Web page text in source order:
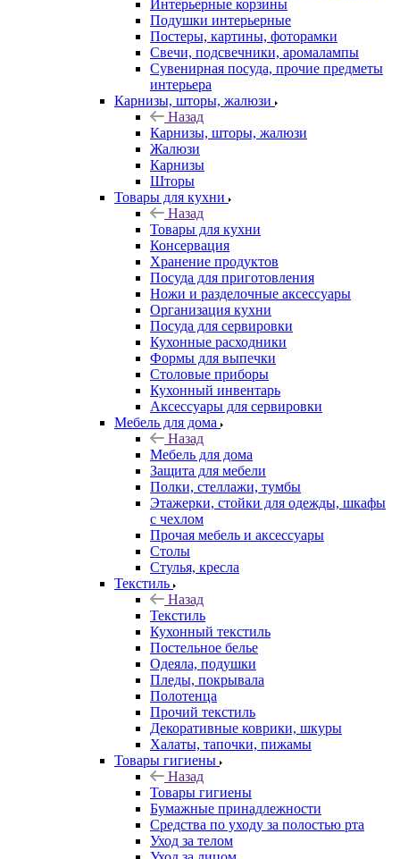
Интерьерные корзины
Подушки интерьерные
Постеры, картины, фоторамки
Свечи, подсвечники, аромалампы
Сувенирная посуда, прочие предметы
интерьера
Карнизы, шторы, жалюзи
Назад
Карнизы, шторы, жалюзи
Жалюзи
Карнизы
Шторы
Товары для кухни
Назад
Товары для кухни
Консервация
Хранение продуктов
Посуда для приготовления
Ножи и разделочные аксессуары
Организация кухни
Посуда для сервировки
Кухонные расходники
Формы для выпечки
Столовые приборы
Кухонный инвентарь
Аксессуары для сервировки
Мебель для дома
Назад
Мебель для дома
Защита для мебели
Полки, стеллажи, тумбы
Этажерки, стойки для одежды, шкафы
с чехлом
Прочая мебель и аксессуары
Столы
Стулья, кресла
Текстиль
Назад
Текстиль
Кухонный текстиль
Постельное белье
Одеяла, подушки
Пледы, покрывала
Полотенца
Прочий текстиль
Декоративные коврики, шкуры
Халаты, тапочки, пижамы
Товары гигиены
Назад
Товары гигиены
Бумажные принадлежности
Средства по уходу за полостью рта
Уход за телом